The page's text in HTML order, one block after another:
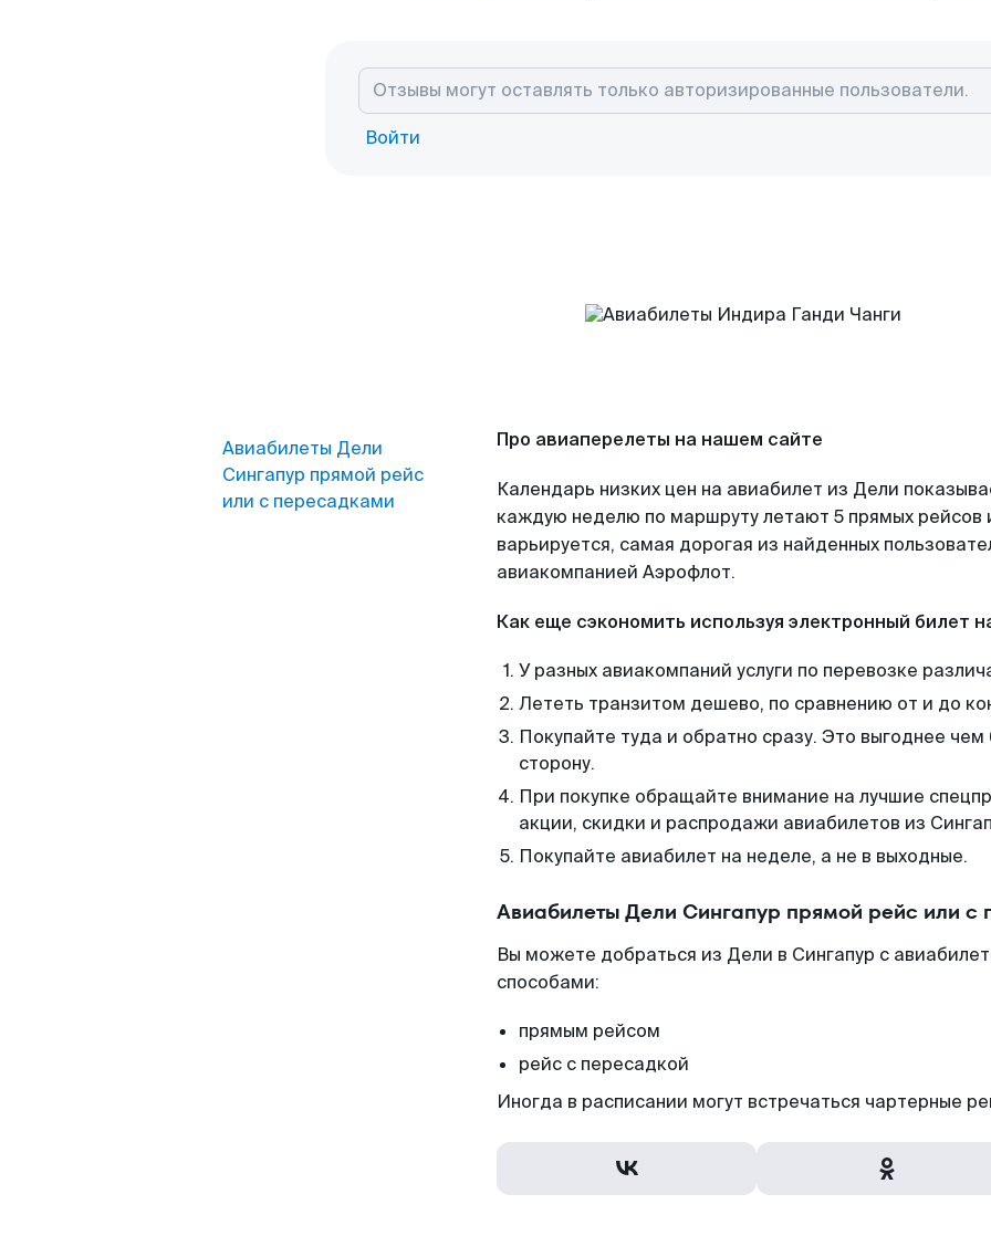
Войти
Авиабилеты Дели
Сингапур прямой рейс
или с пересадками
Про авиаперелеты на нашем сайте
Календарь низких цен на авиабилет из Дели
каждую неделю по маршруту летают 5 прямых рейсов
варьируется, самая дорогая из найденных
авиакомпанией Аэрофлот.
Как еще сэкономить используя электронный билет
У разных авиакомпаний услуги по перевозке
Лететь транзитом дешево, по сравнению от и до
Покупайте туда и обратно сразу. Это выгоднее
сторону.
При покупке обращайте внимание на лучшие
акции, скидки и распродажи авиабилетов из
Покупайте авиабилет на неделе, а не в выходные.
Авиабилеты Дели Сингапур прямой рейс или с
Вы можете добраться из Дели в Сингапур с
способами:
прямым рейсом
рейс с пересадкой
Иногда в расписании могут встречаться чартерные